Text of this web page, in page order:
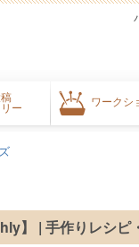
ー
ワークシ
】 | 手作りレシピ